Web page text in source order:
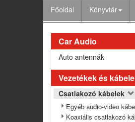
Főoldal Könyvtár
Car Audio
Auto antennák
Vezetékek és
Csatlakozó kábelek
Egyéb audio-video
Koaxiális csatlakozó